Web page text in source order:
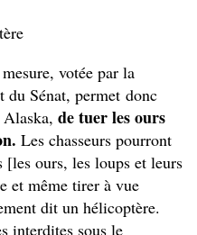
votée par la
du Sénat, permet donc
Alaska, de tuer les ours
Les chasseurs pourront
[les ours, les loups et leurs
et même tirer à vue
dit un hélicoptère.
interdites sous le